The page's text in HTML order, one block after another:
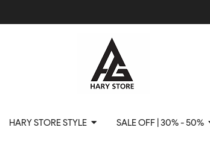
HARY STORE STYLE SALE OFF | 30% - 50%